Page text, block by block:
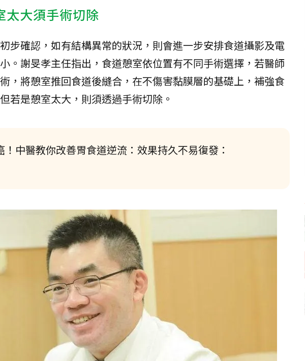
太大須手術切除
步確認，如有結構異常的狀況，則會進一步安排食道攝影及電
。謝旻孝主任指出，食道憩室依位置有不同手術選擇，若醫師
，將憩室推回食道後縫合，在不傷害黏膜層的基礎上，補強食
若是憩室太大，則須透過手術切除。
中醫教你改善胃食道逆流：效果持久不易復發：